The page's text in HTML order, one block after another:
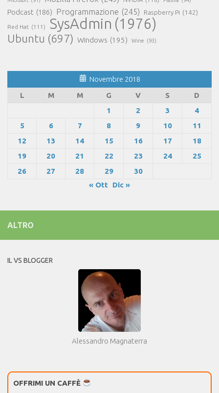
Podcast (186) Programmazione (245) Raspberry Pi (142)
Red Hat (111) SysAdmin (1976)
Ubuntu (697) Windows (195) Wine (93)
Novembre 2018
L
M M G V S
D
1
2 3
4
5
6 7 8 9 10
11
12
13 14 15 16 17
18
19
20 21 22 23 24
25
26
27 28 29
30
« Ott
Dic »
ALTRO
IL VS BLOGGER
Alessandro Magnaterra
OFFRIMI UN CAFFÈ